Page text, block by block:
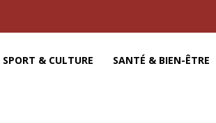
SPORT & CULTURE SANTÉ & BIEN-ÊTRE